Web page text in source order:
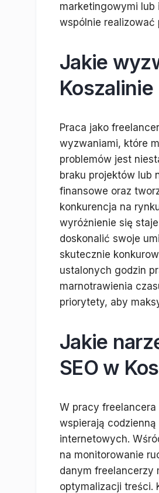
marketingowymi lub
wspólnie realizować
Jakie
Koszalinie
Praca jako
wyzwaniami, które
problemów jest
braku projektów lub
finansowe oraz
konkurencja na
wyróżnienie się
doskonalić swoje
skutecznie
ustalonych godzin
marnotrawienia
priorytety, aby
Jakie
SEO w
W pracy freelancera
wspierają
internetowych.
na monitorowanie
danym freelancerzy
optymalizacji treści.